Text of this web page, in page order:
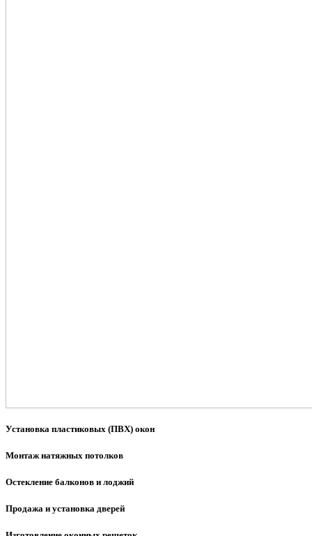
Установка пластиковых (ПВХ) окон
Монтаж натяжных потолков
Остекление балконов и лоджий
Продажа и установка дверей